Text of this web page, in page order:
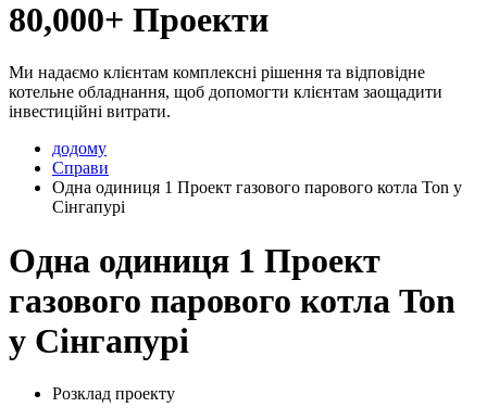
80,000+ Проекти
Ми надаємо клієнтам комплексні рішення та відповідне
котельне обладнання, щоб допомогти клієнтам заощадити
інвестиційні витрати.
додому
Справи
Одна одиниця 1 Проект газового парового котла Ton у
Сінгапурі
Одна одиниця 1 Проект
газового парового котла Ton
у Сінгапурі
Розклад проекту